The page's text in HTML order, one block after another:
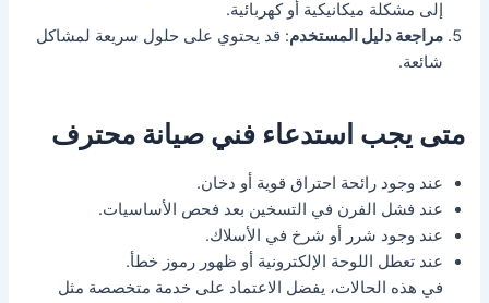
إلى مشكلة ميكانيكية أو كهربائية.
مراجعة دليل المستخدم: قد يحتوي على حلول سريعة لمشاكل
شائعة.
متى يجب استدعاء فني صيانة محترف
عند وجود رائحة احتراق قوية أو دخان.
عند فشل الفرن في التسخين بعد فحص الأساسيات.
عند وجود شرر أو شرخ في الأسلاك.
عند تعطل اللوحة الإلكترونية أو ظهور رموز خطأ.
في هذه الحالات، يفضل الاعتماد على خدمة متخصصة مثل